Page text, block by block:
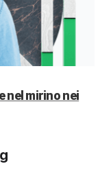
nel mirino nei